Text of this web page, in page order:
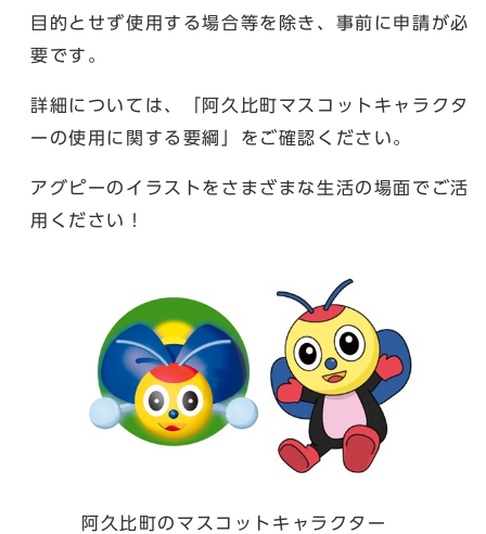
目的とせず使用する場合等を除き、事前に申請が必
要です。
詳細については、「阿久比町マスコットキャラクタ
ーの使用に関する要綱」をご確認ください。
アグピーのイラストをさまざまな生活の場面でご活
用ください！
阿久比町のマスコットキャラクター